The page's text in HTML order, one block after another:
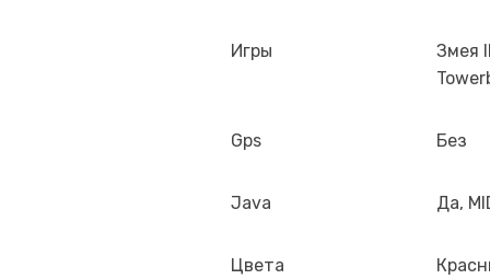
Игры
Змея
Gps Без
Java Да,
Цвета